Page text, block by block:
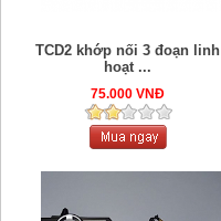
TCD2 khớp nối 3 đoạn linh
hoạt ...
75.000 VNĐ